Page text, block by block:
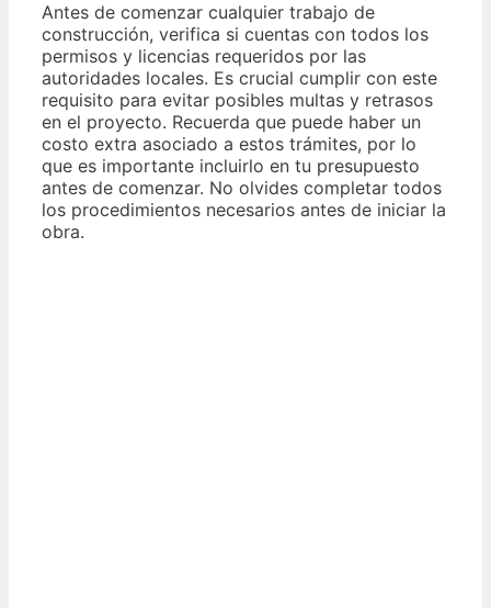
Antes de comenzar cualquier trabajo de
construcción, verifica si cuentas con todos los
permisos y licencias requeridos por las
autoridades locales. Es crucial cumplir con este
requisito para evitar posibles multas y retrasos
en el proyecto. Recuerda que puede haber un
costo extra asociado a estos trámites, por lo
que es importante incluirlo en tu presupuesto
antes de comenzar. No olvides completar todos
los procedimientos necesarios antes de iniciar la
obra.